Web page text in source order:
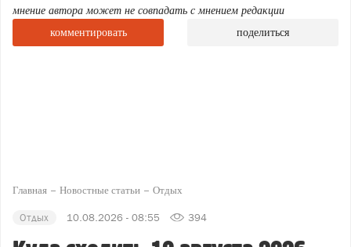
мнение автора может не совпадать с мнением редакции
комментировать
поделиться
Главная Новостные статьи Отдых
Отдых 10.08.2026 - 08:55 394